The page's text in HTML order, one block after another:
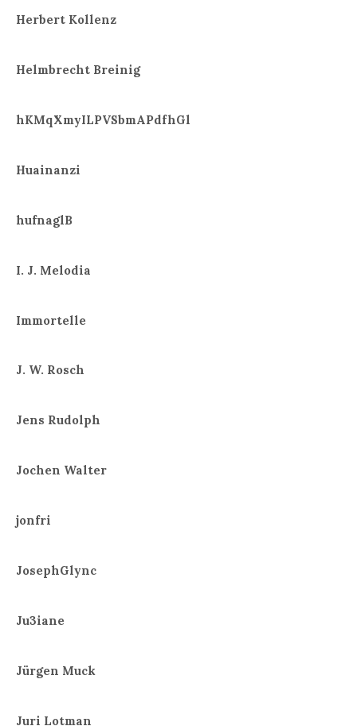
Herbert Kollenz
Helmbrecht Breinig
hKMqXmyILPVSbmAPdfhGl
Huainanzi
hufnaglB
I. J. Melodia
Immortelle
J. W. Rosch
Jens Rudolph
Jochen Walter
jonfri
JosephGlync
Ju3iane
Jürgen Muck
Juri Lotman